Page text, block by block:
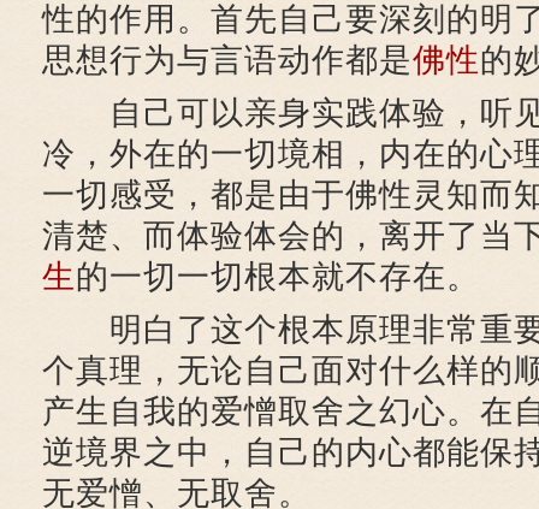
性的作用。首先自己要深刻的明
思想行为与言语动作都是佛性的
自己可以亲身实践体验，听
冷，外在的一切境相，内在的心
一切感受，都是由于佛性灵知而
清楚、而体验体会的，离开了当
生的一切一切根本就不存在。
明白了这个根本原理非常重
个真理，无论自己面对什么样的
产生自我的爱憎取舍之幻心。在
逆境界之中，自己的内心都能保
无爱憎、无取舍。